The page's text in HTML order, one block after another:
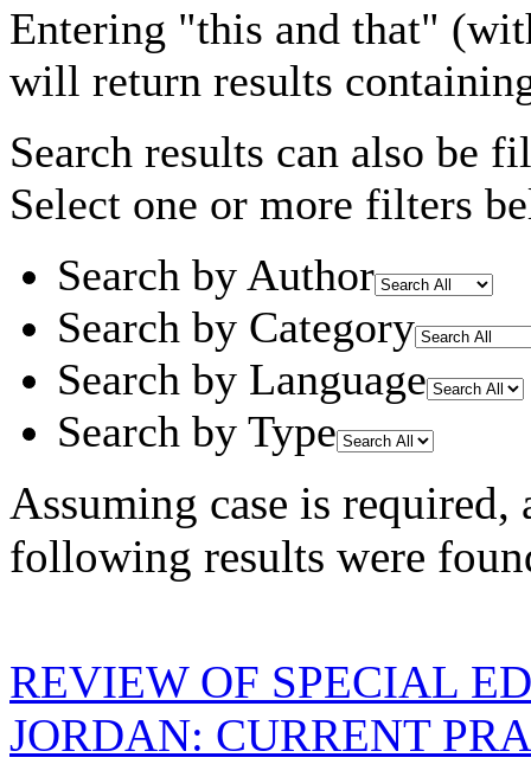
Entering "this and that"
will return results
Search results can also be
Select one or more filters
Search by Author
Search by Category
Search by Language
Search by Type
Assuming case is required,
following results were
REVIEW OF SPECIAL
JORDAN: CURRENT